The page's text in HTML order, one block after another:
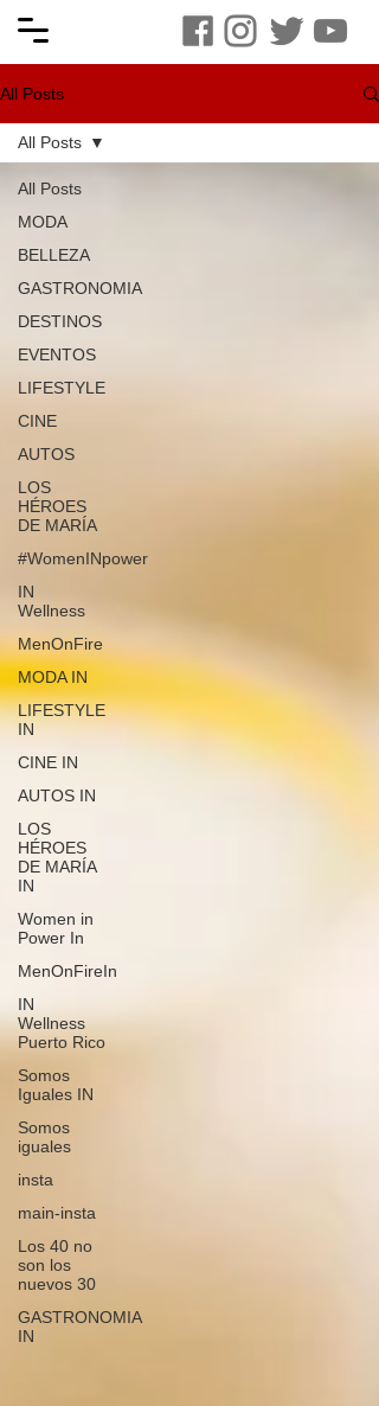
All Posts
All Posts
MODA
BELLEZA
GASTRONOMIA
DESTINOS
EVENTOS
LIFESTYLE
CINE
AUTOS
LOS
HÉROES
DE MARÍA
#WomenINpower
IN
Wellness
MenOnFire
MODA IN
LIFESTYLE
IN
CINE IN
AUTOS IN
LOS
HÉROES
DE MARÍA
IN
Women in
Power In
MenOnFireIn
IN
Wellness
Puerto Rico
Somos
Iguales IN
Somos
iguales
insta
main-insta
Los 40 no
son los
nuevos 30
GASTRONOMIA
IN
All Posts